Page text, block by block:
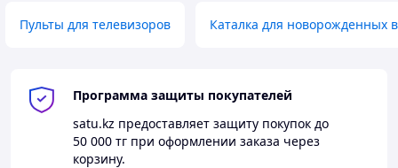
Пульты для телевизоров Каталка для новорожденных
Программа защиты покупателей
satu.kz предоставляет защиту покупок до
50 000 тг при оформлении заказа через
корзину.